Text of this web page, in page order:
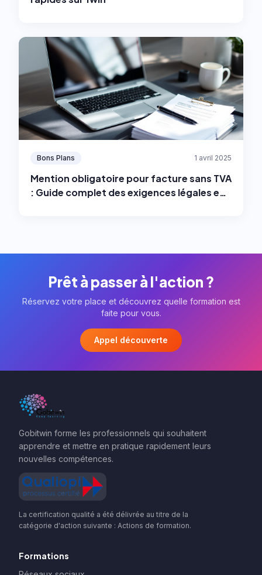
Bons Plans 1 avril 2025
Mention obligatoire pour facture sans TVA
: Guide complet des exigences légales en
Prêt à passer à l'action ?
Réservez votre place et découvrez quelle formation est
faite pour vous.
Appel découverte
Gobitwin forme les professionnels qui souhaitent
apprendre et mettre en pratique rapidement leurs
nouvelles compétences.
La certification qualité a été délivrée au titre de la
catégorie d'action suivante : Actions de formation.
Formations